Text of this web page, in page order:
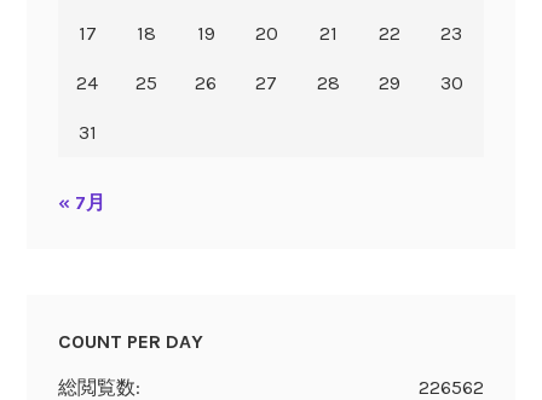
17 18 19 20 21 22 23
24 25 26 27 28 29 30
31
« 7月
COUNT PER DAY
226562
総閲覧数: